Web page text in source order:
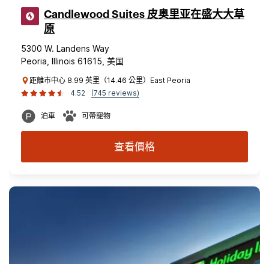
Candlewood Suites 皮奥里亚在盛大大草
原
5300 W. Landens Way
Peoria, Illinois 61615, 美国
距離市中心 8.99 英里（14.46 公里）East Peoria
4.52
(745 reviews)
泊車 可帶寵物
查看價格